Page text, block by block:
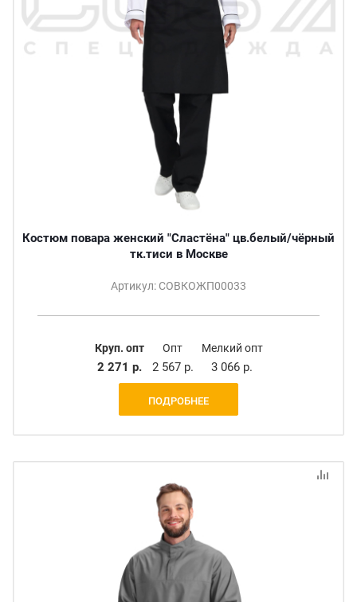
Костюм повара женский "Сластёна" цв.белый/чёрный
тк.тиси в Москве
Артикул: СОВКОЖП00033
Круп. опт
2 271 р.
Опт
2 567 р.
Мелкий опт
3 066 р.
ПОДРОБНЕЕ